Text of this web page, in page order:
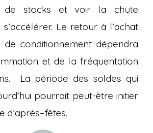
de stocks et voir la chute
Le retour à l’achat
de conditionnement dépendra
et de la fréquentation
La période des soldes qui
pourrait peut-être initier
d’après–fêtes.